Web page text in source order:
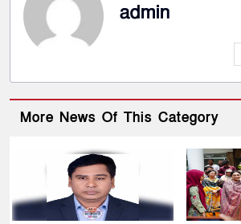
admin
More News Of This Category